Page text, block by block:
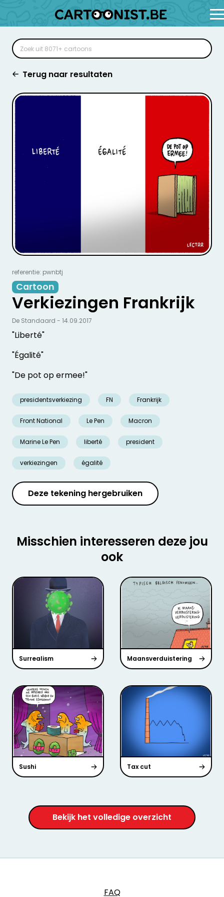
Terug naar resultaten
referentie: pwnbtj
Cartoon
Verkiezingen Frankrijk
"Liberté"
"Égalité"
"De pot op ermee!"
presidentsverkiezing FN Frankrijk
Front National Le Pen Macron
Marine Le Pen liberté president
verkiezingen égalité
De Standaard - 14.09.2017
Deze tekening hergebruiken
Misschien interesseren deze jou
ook
Surrealism Maansverduistering
Sushi Tax cut
Bekijk het volledige overzicht
FAQ